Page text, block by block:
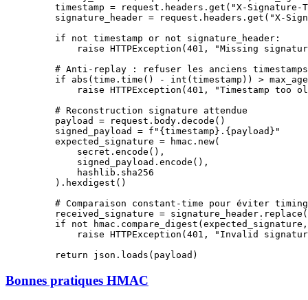
    timestamp
= request.headers.get( "X-Signature-
    signature_header
= request.headers.get( "X-
    if
not timestamp or not signature_header:
        raise
HTTPException( 401 ,
"Missing
# Anti-replay : refuser les anciens
    if
abs (time.time() - int (timestamp)) >
        raise
HTTPException( 401 ,
"Timestamp too
    # Reconstruction signature attendue
    payload
= request.body.decode()
    signed_payload
= f " { timestamp } . { payload } "
    expected_signature
= hmac.new(
        secret.encode(),
        signed_payload.encode(),
        hashlib.sha256
    ).hexdigest()
# Comparaison constant-time pour éviter
    received_signature
= signature_header.replace(
    if
not
        raise
HTTPException( 401 ,
"Invalid
    return
json.loads(payload)
Bonnes pratiques HMAC